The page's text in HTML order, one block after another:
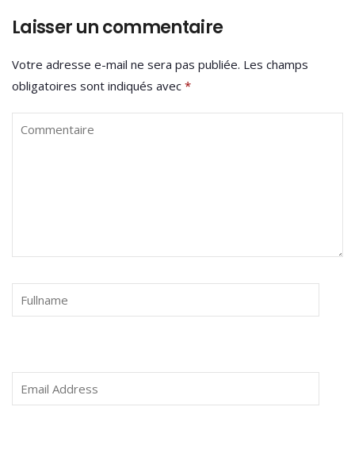
Laisser un commentaire
Votre adresse e-mail ne sera pas publiée. Les champs
obligatoires sont indiqués avec *